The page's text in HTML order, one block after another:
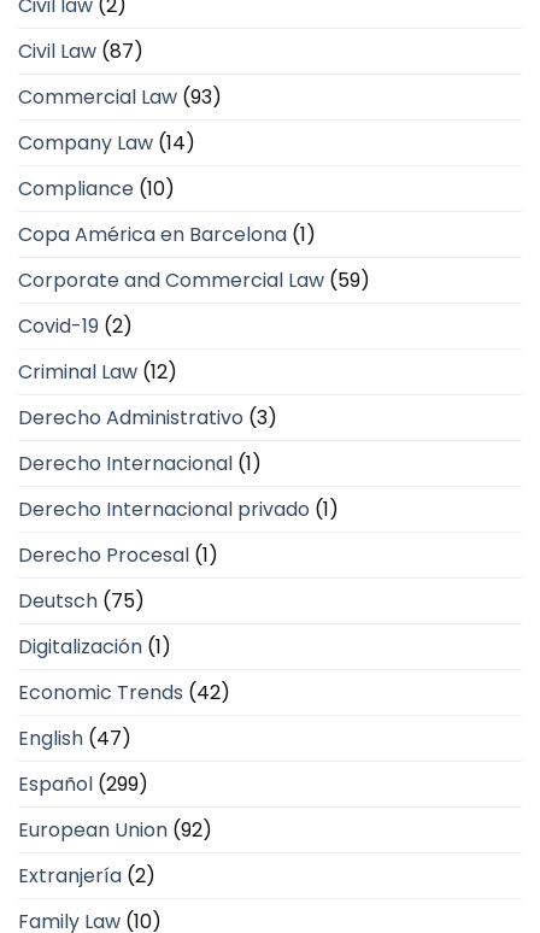
Civil law (2)
Civil Law (87)
Commercial Law (93)
Company Law (14)
Compliance (10)
Copa América en Barcelona (1)
Corporate and Commercial Law (59)
Covid-19 (2)
Criminal Law (12)
Derecho Administrativo (3)
Derecho Internacional (1)
Derecho Internacional privado (1)
Derecho Procesal (1)
Deutsch (75)
Digitalización (1)
Economic Trends (42)
English (47)
Español (299)
European Union (92)
Extranjería (2)
Family Law (10)